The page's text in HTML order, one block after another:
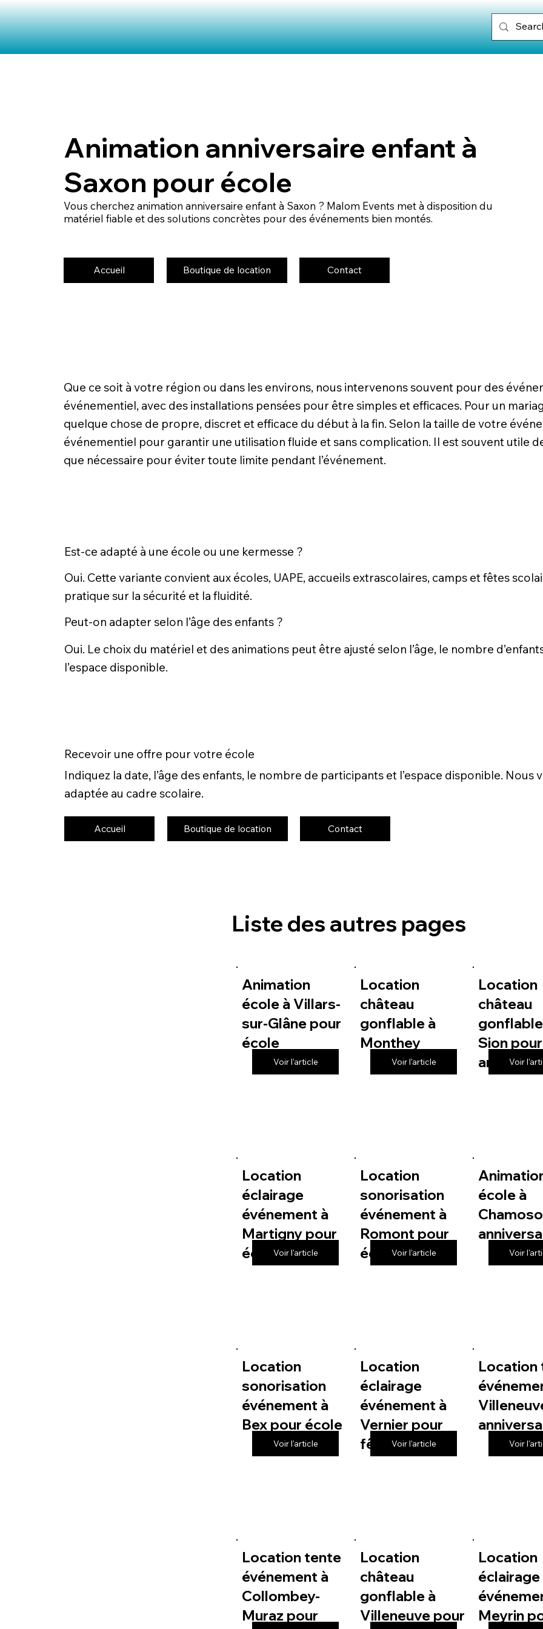
Animation anniversaire enfant à
Saxon pour école
Vous cherchez animation anniversaire enfant à Saxon ? Malom Events met à disposition du
matériel fiable et des solutions concrètes pour des événements bien montés.
Accueil Boutique de location Contact
Que ce soit à votre région ou dans les environs, nous intervenons souvent pour des
événementiel, avec des installations pensées pour être simples et efficaces. Pour un
quelque chose de propre, discret et efficace du début à la fin. Selon la taille de votre
événementiel pour garantir une utilisation fluide et sans complication. Il est souvent utile
que nécessaire pour éviter toute limite pendant l’événement.
Est-ce adapté à une école ou une kermesse ?
Oui. Cette variante convient aux écoles, UAPE, accueils extrascolaires, camps et fêtes
pratique sur la sécurité et la fluidité.
Peut-on adapter selon l’âge des enfants ?
Oui. Le choix du matériel et des animations peut être ajusté selon l’âge, le nombre
l’espace disponible.
Recevoir une offre pour votre école
Indiquez la date, l’âge des enfants, le nombre de participants et l’espace disponible.
adaptée au cadre scolaire.
Accueil Boutique de location Contact
Liste des autres pages
Animation
école à Villars-
sur-Glâne pour
école
Voir l'article
Location
château
gonflable à
Monthey
Voir l'article
Location
château
Sion pour
Voir
Location
éclairage
événement à
Martigny pour
écoleVoir l'article
Location
sonorisation
événement à
Romont pour
écoleVoir l'article
école à
Voir
Location
sonorisation
événement à
Bex pour école
Voir l'article
Location
éclairage
événement à
Vernier pour
fête de village
Voir l'article
Location
Voir
Location tente
événement à
Collombey-
Muraz pour
Location
château
gonflable à
Villeneuve pour
Location
éclairage
Meyrin